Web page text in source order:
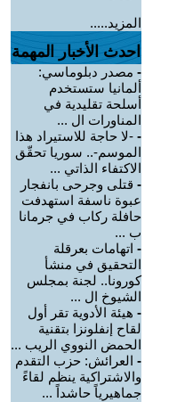
المزيد.....
احدث الأخبار المهمة
- مصدر دبلوماسي:
ألمانيا ستستخدم
أسلحة تقليدية في
المناورات ال ...
- -لا حاجة للاستيراد هذا
الموسم-.. سوريا تحقّق
الاكتفاء الذاتي ...
- قتلى وجرحى بانفجار
عبوة ناسفة استهدفت
حافلة ركاب في جرمانا
ب ...
- اتهامات بعرقلة
التحقيق في منشأ
كورونا.. لجنة بمجلس
الشيوخ ال ...
- هيئة الأدوية تقر أول
لقاح إنفلونزا بتقنية
الحمض النووي الريب ...
- العرائش: حزب التقدم
والاشتراكية ينظم لقاءً
جماهيرياً حاشداً ...